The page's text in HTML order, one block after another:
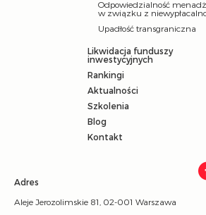
Odpowiedzialność
w związku z
Upadłość transgraniczna
Likwidacja funduszy
inwestycyjnych
Rankingi
Aktualności
Szkolenia
Blog
Kontakt
Adres
Aleje Jerozolimskie 81, 02-001 Warszawa